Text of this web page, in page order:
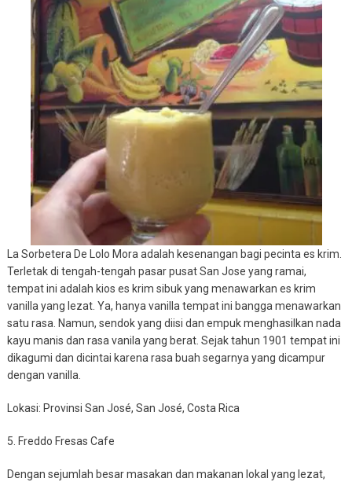
La Sorbetera De Lolo Mora adalah kesenangan bagi pecinta es krim.
Terletak di tengah-tengah pasar pusat San Jose yang ramai,
tempat ini adalah kios es krim sibuk yang menawarkan es krim
vanilla yang lezat. Ya, hanya vanilla tempat ini bangga menawarkan
satu rasa. Namun, sendok yang diisi dan empuk menghasilkan nada
kayu manis dan rasa vanila yang berat. Sejak tahun 1901 tempat ini
dikagumi dan dicintai karena rasa buah segarnya yang dicampur
dengan vanilla.
Lokasi: Provinsi San José, San José, Costa Rica
5. Freddo Fresas Cafe
Dengan sejumlah besar masakan dan makanan lokal yang lezat,